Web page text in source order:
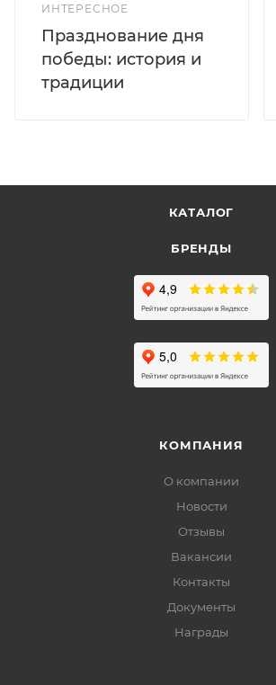
ИНТЕРЕСНОЕ
Празднование дня
победы: история и
традиции
КАТАЛОГ
БРЕНДЫ
КОМПАНИЯ
О компании
Новости
Отзывы
Вакансии
Контакты
Документы
Награды